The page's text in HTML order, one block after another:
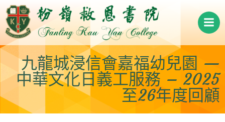
Skip
to
content
九龍城浸信會嘉福幼兒園 —
中華文化日義工服務 – 2025
至26年度回顧